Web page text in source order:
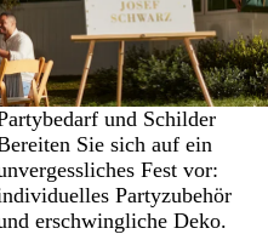
und Schilder
Sie sich auf ein
Fest vor:
Partyzubehör
erschwingliche Deko.